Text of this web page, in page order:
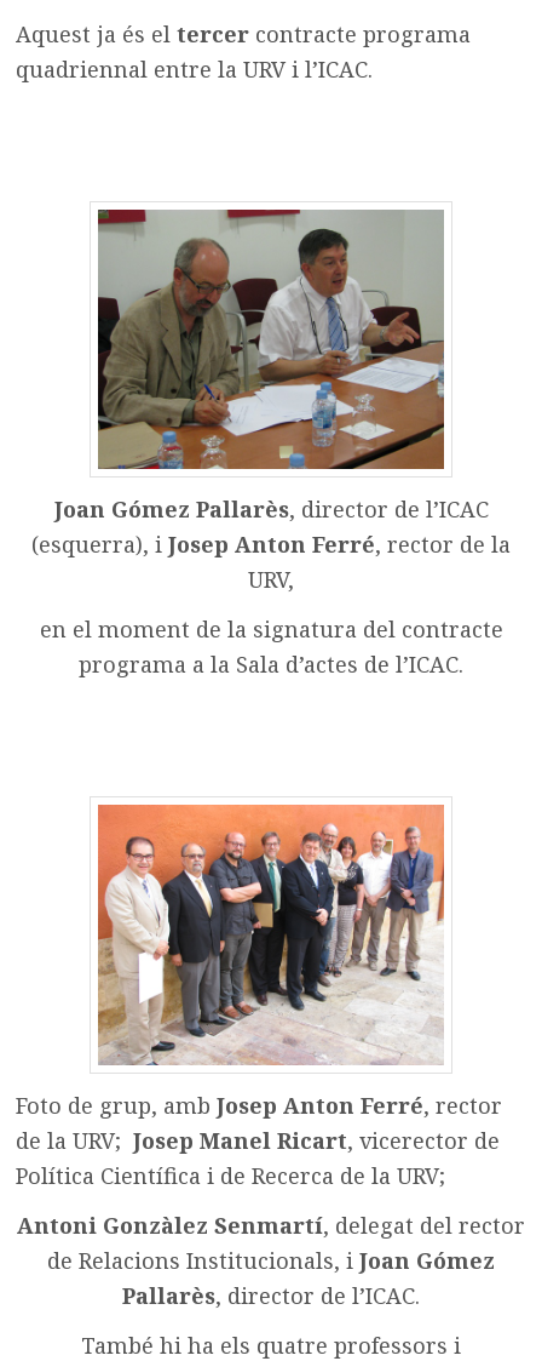
Aquest ja és eltercer contracte programa
quadriennal entre la URV i l’ICAC.
Joan Gómez Pallarès, director de l’ICAC
(esquerra), i Josep Anton Ferré, rector de la
URV,
en el moment de la signatura del contracte
programa a la Sala d’actes de l’ICAC.
Foto de grup, ambJosep Anton Ferré, rector
de la URV;Josep Manel Ricart, vicerector de
Política Científica i de Recerca de la URV;
Antoni Gonzàlez Senmartí, delegat del rector
de Relacions Institucionals, i Joan Gómez
Pallarès, director de l’ICAC.
També hi ha els quatre professors i